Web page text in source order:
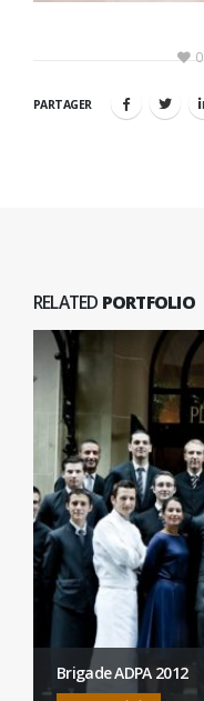
0
PARTAGER
RELATED PORTFOLIO
Brigade ADPA 2012